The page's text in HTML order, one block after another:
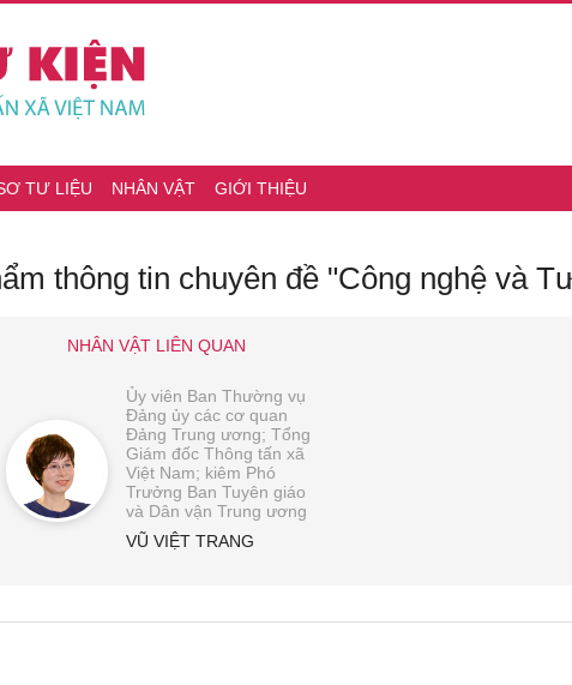
TƯ LIỆU NHÂN VẬT GIỚI THIỆU
thông tin chuyên đề "Công nghệ và
NHÂN VẬT LIÊN QUAN
Ủy viên Ban Thường vụ
Đảng ủy các cơ quan
Đảng Trung ương; Tổng
Giám đốc Thông tấn xã
Việt Nam; kiêm Phó
Trưởng Ban Tuyên giáo
và Dân vận Trung ương
VŨ VIỆT TRANG